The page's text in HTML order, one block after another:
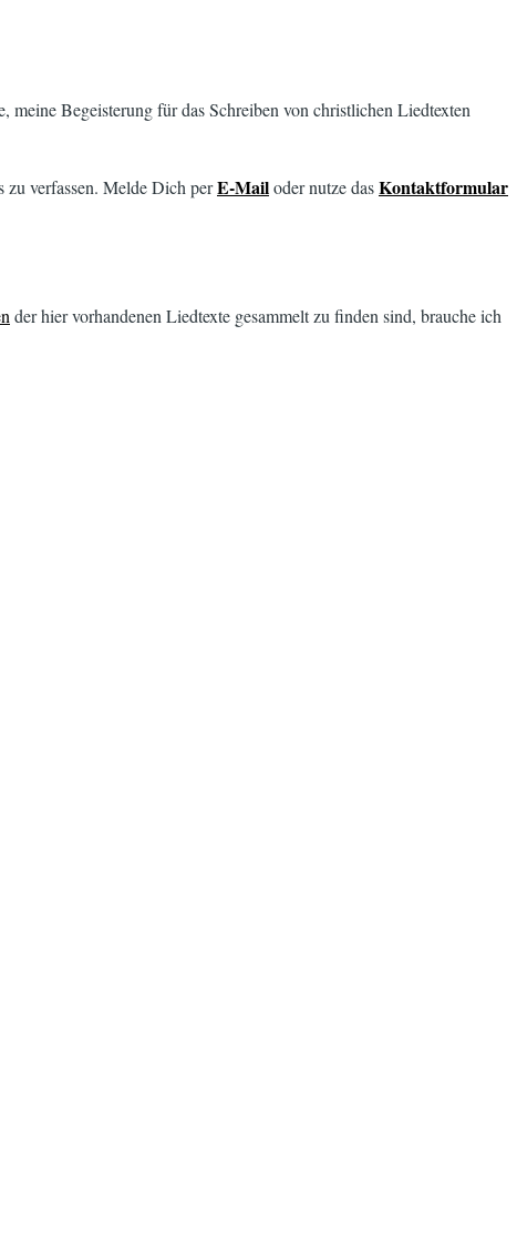
Begeisterung für das Schreiben von christlichen Liedtexten
zu verfassen. Melde Dich perE-Mailoder nutze dasKontaktformular
der hier vorhandenen Liedtexte gesammelt zu finden sind, brauche ich